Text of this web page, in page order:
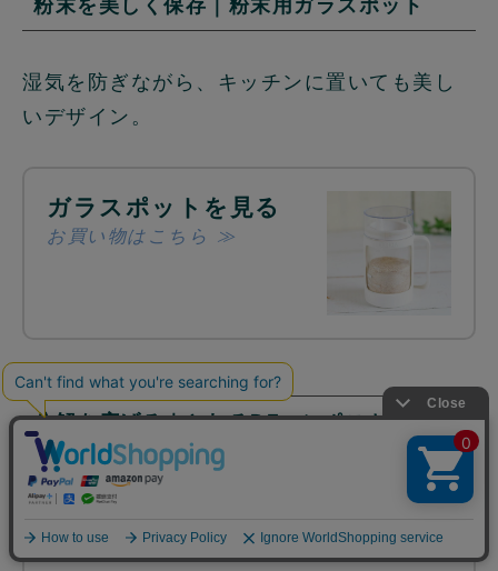
湿気を防ぎながら、キッチンに置いても美し
いデザイン。
ガラスポットを見る
お買い物はこちら ≫
分解を広げる｜とれるDEコンポストキット
生ごみも“分解”という考え方へ。